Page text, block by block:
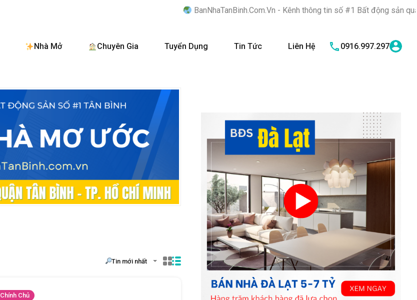
BanNhaTanBinh.Com.Vn - Kênh thông tin số #1 Bất động sản quận Tân
Nhà Mở Chuyên Gia Tuyển Dụng Tin Tức Liên Hệ 0916.997.297
Tin mới nhất
Chính Chủ